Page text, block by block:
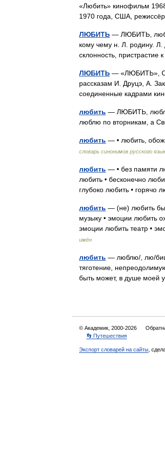
«Любить» кинофильм
1970 года, США,
ЛЮБИТЬ — ЛЮБИТЬ,
кому чему н. Л. родину.
склонность,
ЛЮБИТЬ — «ЛЮБИТЬ»,
рассказам И. Друцэ, А.
соединенные кадрами
любить — ЛЮБИТЬ,
люблю по вторникам, а
любить — • любить,
словарь синонимов русского
любить — • без памяти
любить • бесконечно
глубоко любить •
любить — (не) любить
музыку • эмоции любить
эмоции любить театр •
имён
любить — люблю/, лю/
тяготение,
быть может, в душе моей
© Академик, 2000-2026
👣 Путешествия
Экспорт словарей на сайты ,